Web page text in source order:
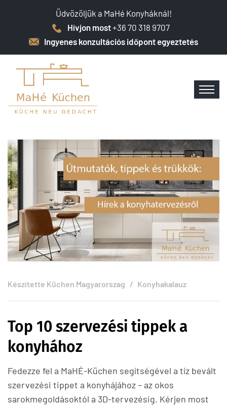
Üdvözöljük a MaHé Konyháknál!
Hívjon most+36 70 318 9707
Ingyenes konzultációs időpont egyeztetés
Készítette Küchen Magyarorszag Konyhakalauz
Top 10 szervezési tippek a
konyhához
Fedezze fel a MaHÉ-Küchen segítségével a tíz bevált
szervezési tippet a konyhájához – az okos
sarokmegoldásoktól a 3D-tervezésig. Kérjen most